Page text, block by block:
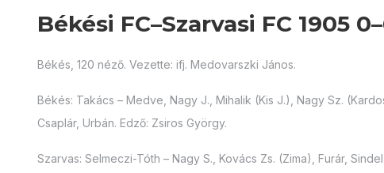
Békési FC–Szarvasi FC 1905
Békés, 120 néző. Vezette: ifj. Medovarszki János.
Békés: Takács – Medve, Nagy J., Mihalik (Kis J.), Nagy Sz.
Csaplár, Urbán. Edző: Zsiros György.
Szarvas: Selmeczi-Tóth – Nagy S., Kovács Zs. (Zima), Furár,